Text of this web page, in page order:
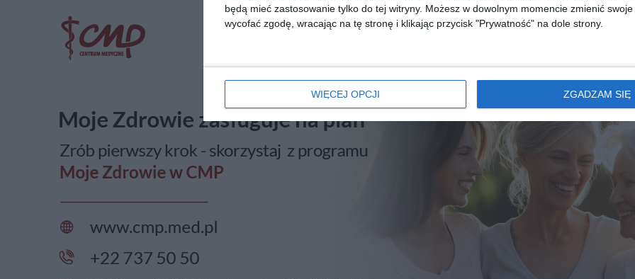
będą mieć zastosowanie tylko do tej witryny. Możesz w dowolnym momencie zmienić
wycofać zgodę, wracając na tę stronę i klikając przycisk "Prywatność" na dole strony.
WIĘCEJ OPCJI ZGADZAM SIĘ